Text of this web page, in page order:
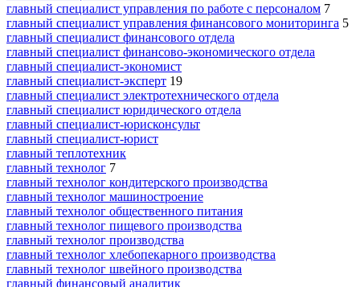
главный специалист управления по работе с персоналом 7
главный специалист управления финансового мониторинга 5
главный специалист финансового отдела
главный специалист финансово-экономического отдела
главный специалист-экономист
главный специалист-эксперт 19
главный специалист электротехнического отдела
главный специалист юридического отдела
главный специалист-юрисконсульт
главный специалист-юрист
главный теплотехник
главный технолог 7
главный технолог кондитерского производства
главный технолог машиностроение
главный технолог общественного питания
главный технолог пищевого производства
главный технолог производства
главный технолог хлебопекарного производства
главный технолог швейного производства
главный финансовый аналитик